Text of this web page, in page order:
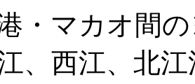
・マカオ間
、西江、北